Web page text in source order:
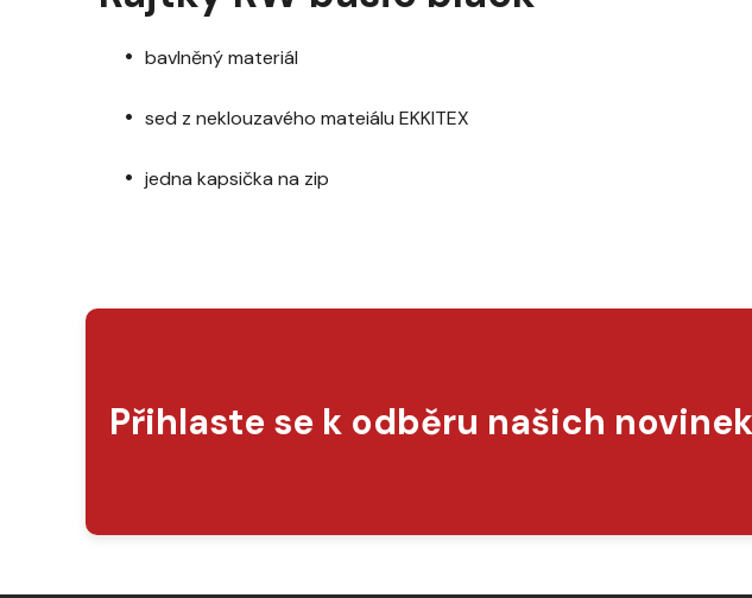
bavlněný materiál
sed z neklouzavého mateiálu EKKITEX
jedna kapsička na zip
Přihlaste se k odběru našich novinek